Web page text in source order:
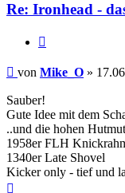
Re: Ironhead -
Beitrag
von Mike_O »
Sauber!
Gute Idee mit dem
..und die hohen
1958er FLH
1340er Late Shovel
Kicker only - tief und